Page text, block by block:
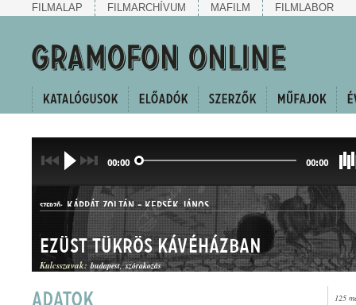
FILMALAP FILMARCHÍVUM MAFILM FILMLABOR
00:00 00:00
SZERZŐ: KÁRPÁT ZOLTÁN-KERSÉK JÁNOS
Ezüst tükrös kávéházban
Kulcsszavak: budapest szórakozás
125